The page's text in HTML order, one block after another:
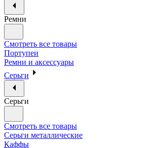
Ремни
Смотреть все товары
Портупеи
Ремни и аксессуары
Серьги
Серьги
Смотреть все товары
Серьги металлические
Каффы